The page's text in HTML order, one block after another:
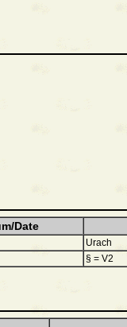
Date
Urach
§ = V2